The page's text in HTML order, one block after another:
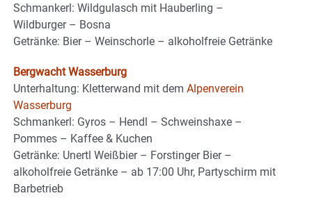
Schmankerl: Wildgulasch mit Hauberling –
Wildburger – Bosna
Getränke: Bier – Weinschorle – alkoholfreie Getränke
Bergwacht Wasserburg
Unterhaltung: Kletterwand mit dem Alpenverein
Wasserburg
Schmankerl: Gyros – Hendl – Schweinshaxe –
Pommes – Kaffee & Kuchen
Getränke: Unertl Weißbier – Forstinger Bier –
alkoholfreie Getränke – ab 17:00 Uhr, Partyschirm mit
Barbetrieb